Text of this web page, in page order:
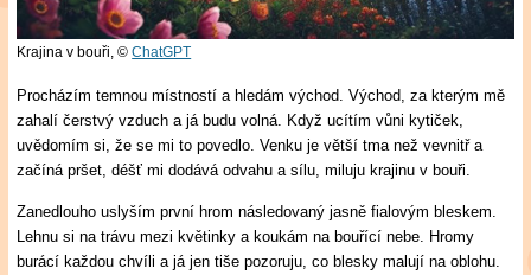
Krajina v bouři,©ChatGPT
Procházím temnou místností a hledám východ. Východ, za kterým mě
zahalí čerstvý vzduch a já budu volná. Když ucítím vůni kytiček,
uvědomím si, že se mi to povedlo. Venku je větší tma než vevnitř a
začíná pršet, déšť mi dodává odvahu a sílu, miluju krajinu v bouři.
Zanedlouho uslyším první hrom následovaný jasně fialovým bleskem.
Lehnu si na trávu mezi květinky a koukám na bouřící nebe. Hromy
burácí každou chvíli a já jen tiše pozoruju, co blesky malují na oblohu.